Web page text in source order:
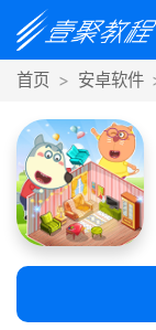
首页 安卓软件